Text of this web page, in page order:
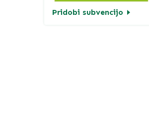
Pridobi subvencijo